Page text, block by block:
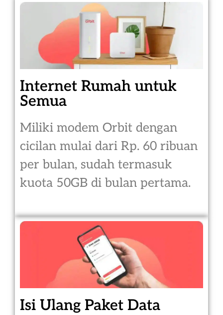
Internet Rumah untuk
Semua
Miliki modem Orbit dengan
cicilan mulai dari Rp. 60 ribuan
per bulan, sudah termasuk
kuota 50GB di bulan pertama.
Isi Ulang Paket Data